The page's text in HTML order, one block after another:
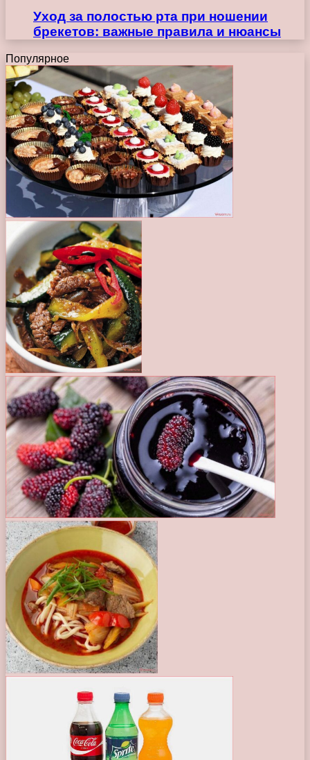
Уход за полостью рта при ношении
брекетов: важные правила и нюансы
Популярное